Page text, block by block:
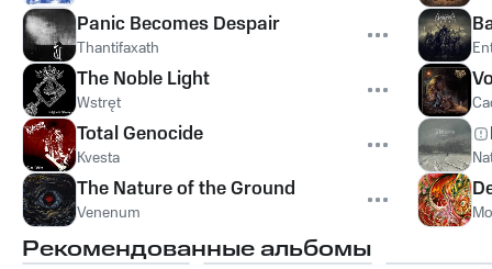
Panic Becomes Despair
Thantifaxath
The Noble Light
Wstręt
Total Genocide
Kvesta
The Nature of the Ground
Venenum
Рекомендованные альбомы